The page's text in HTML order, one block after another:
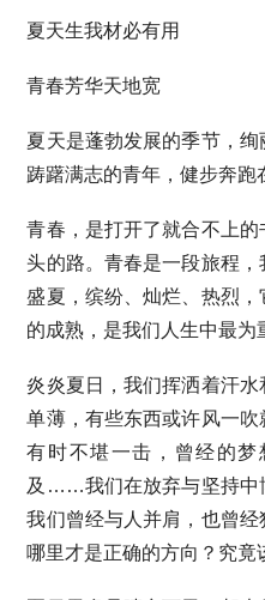
夏天生我材必有用
青春芳华天地宽
夏天是蓬勃发展的季节，
踌躇满志的青年，健步奔跑
青春，是打开了就合不上
头的路。青春是一段旅程
盛夏，缤纷、灿烂、热烈
的成熟，是我们人生中最为
炎炎夏日，我们挥洒着汗
单薄，有些东西或许风一
有时不堪一击，曾经的
及……我们在放弃与坚持中
我们曾经与人并肩，也曾经
哪里才是正确的方向？究竟